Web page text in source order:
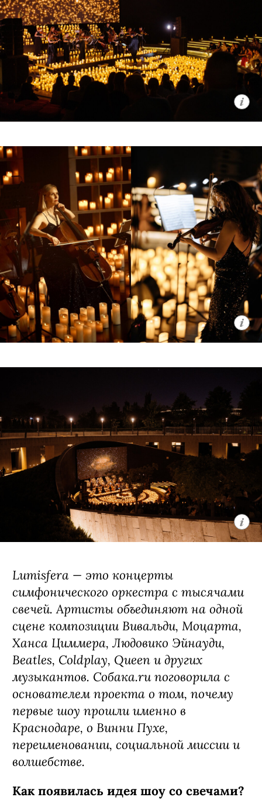
Lumisfera — это концерты
симфонического оркестра с тысячами
свечей. Артисты объединяют на одной
сцене композиции Вивальди, Моцарта,
Ханса Циммера, Людовико Эйнауди,
Beatles, Coldplay, Queen и других
музыкантов. Собака.ru поговорила с
основателем проекта о том, почему
первые шоу прошли именно в
Краснодаре, о Винни Пухе,
переименовании, социальной миссии и
волшебстве.
Как появилась идея шоу со свечами?